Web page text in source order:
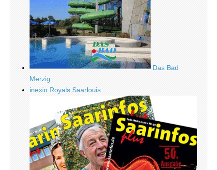
Das Bad
Merzig
inexio Royals Saarlouis